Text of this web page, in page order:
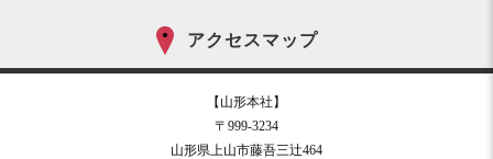
アクセスマップ
【山形本社】
〒999-3234
山形県上山市藤吾三辻464